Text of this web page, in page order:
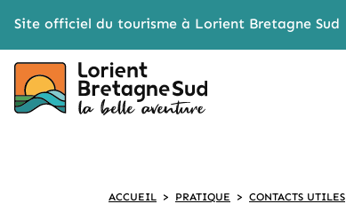
Site officiel du tourisme à Lorient Bretagne Sud
ACCUEIL > PRATIQUE > CONTACTS UTILES